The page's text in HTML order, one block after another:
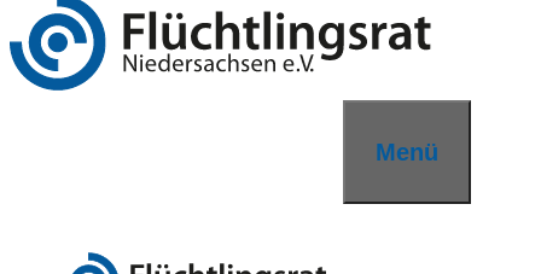
Inhalt
springen
Menü